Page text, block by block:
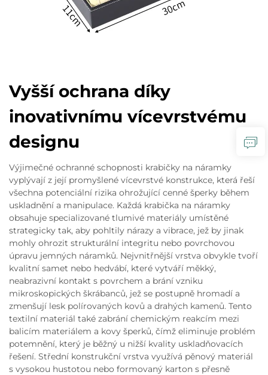
Vyšší ochrana díky
inovativnímu vícevrstvému
designu
Výjimečné ochranné schopnosti krabičky na náramky
vyplývají z její promyšlené vícevrstvé konstrukce, která řeší
všechna potenciální rizika ohrožující cenné šperky během
uskladnění a manipulace. Každá krabička na náramky
obsahuje specializované tlumivé materiály umístěné
strategicky tak, aby pohltily nárazy a vibrace, jež by jinak
mohly ohrozit strukturální integritu nebo povrchovou
úpravu jemných náramků. Nejvnitřnější vrstva obvykle tvoří
kvalitní samet nebo hedvábí, které vytváří měkký,
neabrazivní kontakt s povrchem a brání vzniku
mikroskopických škrábanců, jež se postupně hromadí a
zmenšují lesk polírovaných kovů a drahých kamenů. Tento
textilní materiál také zabrání chemickým reakcím mezi
balicím materiálem a kovy šperků, čímž eliminuje problém
potemnění, který je běžný u nižší kvality uskladňovacích
řešení. Střední konstrukční vrstva využívá pěnový materiál
s vysokou hustotou nebo formovaný karton s přesně